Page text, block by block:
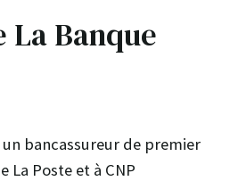
La Banque
bancassureur de premier
La Poste et à CNP